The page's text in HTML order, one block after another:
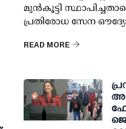
മുൻകൂട്ടി
പ്രതിരോധ സേന
READ MORE